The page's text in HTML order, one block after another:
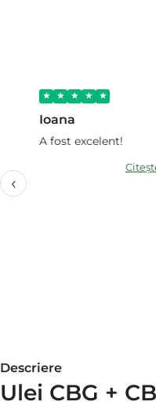
‹
Ioana
A fost excelent!
Descriere
Ulei CBG +